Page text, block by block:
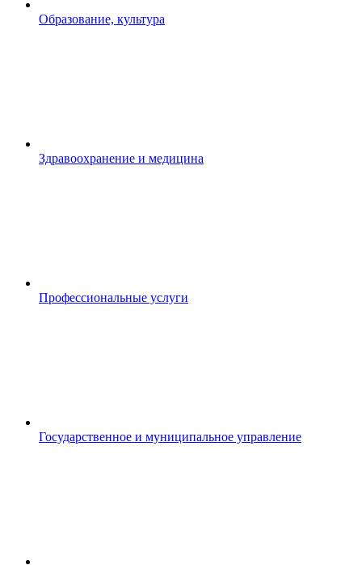
Образование, культура
Здравоохранение и медицина
Профессиональные услуги
Государственное и муниципальное управление